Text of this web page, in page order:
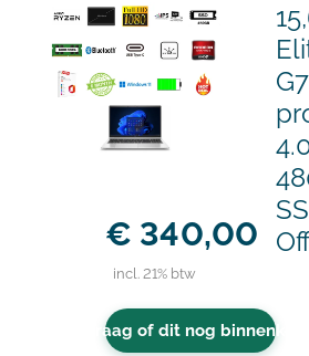
€ 340,00
incl. 21% btw
Vraag of dit nog binnenkomt